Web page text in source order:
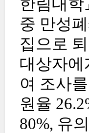
한림대
중 만성
집으로
대상자에
여 조사
원율
80%, 유